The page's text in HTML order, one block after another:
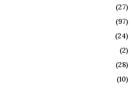
(27)
(97)
(24)
(2)
(28)
(10)